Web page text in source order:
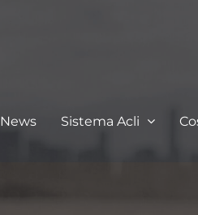
News Sistema Acli